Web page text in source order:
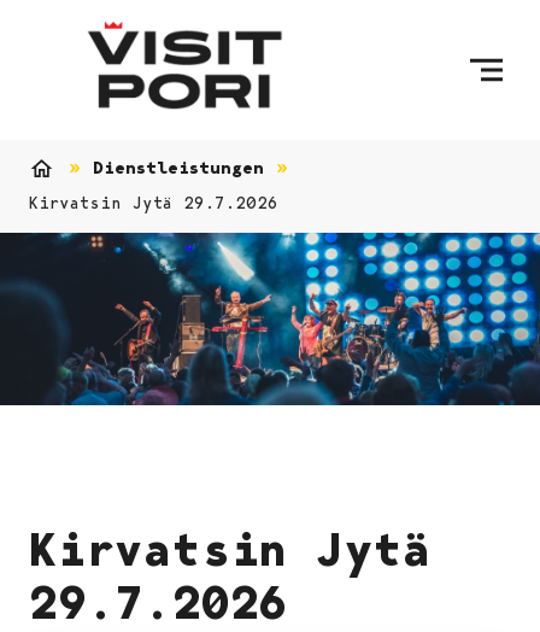
Dienstleistungen
Kirvatsin Jytä 29.7.2026
Kirvatsin Jytä
29.7.2026